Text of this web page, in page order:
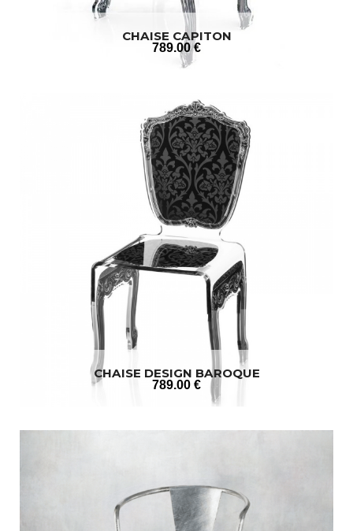
CHAISE CAPITON
789.00 €
CHAISE DESIGN BAROQUE
789.00 €